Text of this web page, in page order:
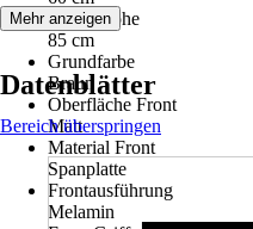
Arbeitshöhe
85 cm
Grundfarbe
Braun
Oberfläche Front
Matt
Material Front
Spanplatte
Frontausführung
Melamin
Mehr anzeigen
Datenblätter
Bereich überspringen